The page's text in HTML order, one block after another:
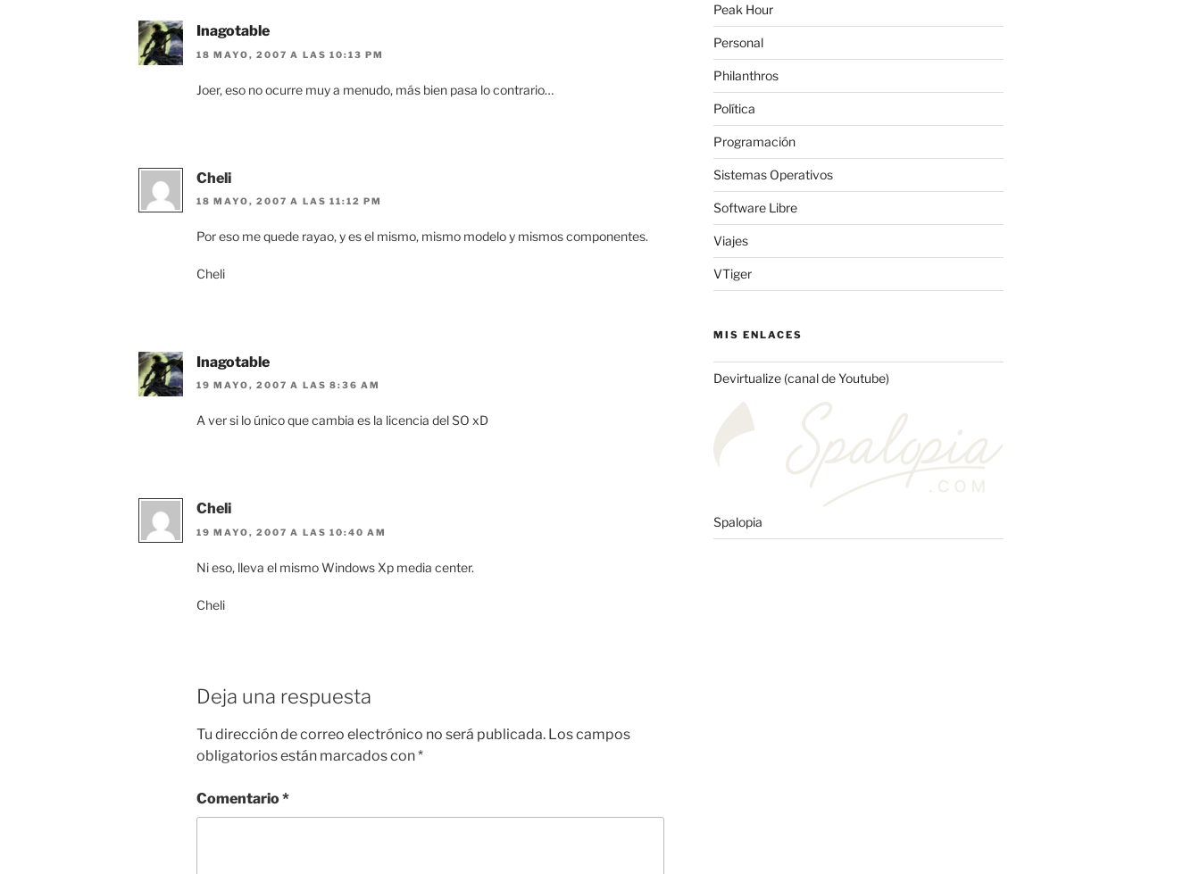
Inagotable
18 MAYO, 2007 A LAS 10:13 PM
Joer, eso no ocurre muy a menudo, más bien pasa lo contrario…
Cheli
18 MAYO, 2007 A LAS 11:12 PM
Por eso me quede rayao, y es el mismo, mismo modelo y mismos componentes.
Cheli
Inagotable
19 MAYO, 2007 A LAS 8:36 AM
A ver si lo único que cambia es la licencia del SO xD
Cheli
19 MAYO, 2007 A LAS 10:40 AM
Ni eso, lleva el mismo Windows Xp media center.
Cheli
Deja una respuesta
Tu dirección de correo electrónico no será publicada. Los campos
obligatorios están marcados con*
Comentario*
Peak Hour
Personal
Philanthros
Política
Programación
Sistemas Operativos
Software Libre
Viajes
VTiger
MIS ENLACES
Devirtualize (canal de Youtube)
Spalopia